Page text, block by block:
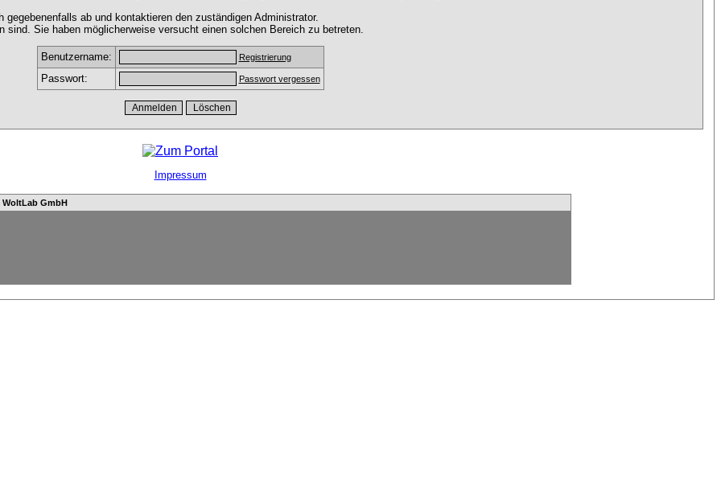
ab und kontaktieren den zuständigen Administrator.
Sie haben möglicherweise versucht einen solchen Bereich zu betreten.
Benutzername: Registrierung
Passwort: Passwort vergessen
Impressum
WoltLab GmbH